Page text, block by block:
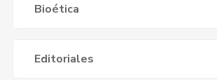
Bioética
Editoriales